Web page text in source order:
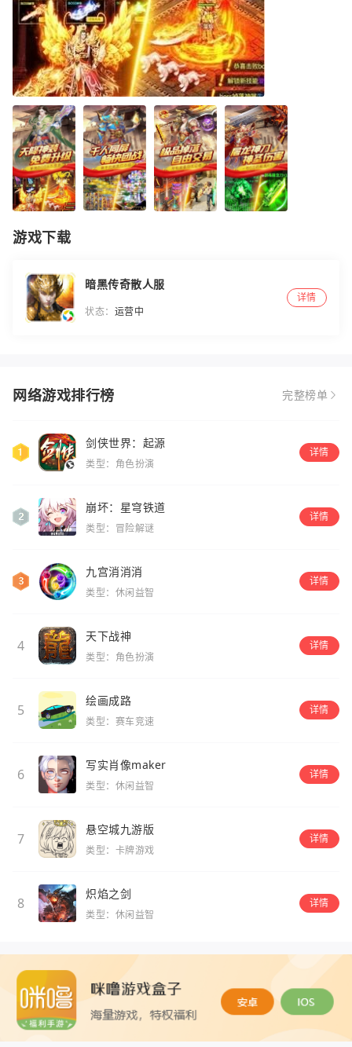
游戏下载
暗黑传奇散人服
状态： 运营中
详情
网络游戏排行榜 完整榜单
剑侠世界：起源
类型：角色扮演
详情
崩坏：星穹铁道
类型：冒险解谜
详情
九宫消消消
类型：休闲益智
详情
4
天下战神
类型：角色扮演
详情
5
绘画成路
类型：赛车竞速
详情
6
写实肖像maker
类型：休闲益智
详情
7
悬空城九游版
类型：卡牌游戏
详情
8
炽焰之剑
类型：休闲益智
详情